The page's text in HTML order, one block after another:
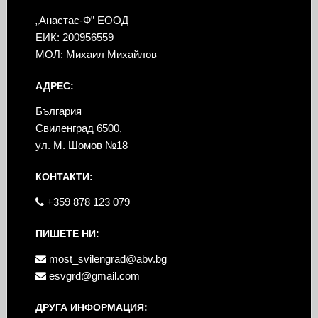
„Анастас-Ф” ЕООД
ЕИК: 200956559
МОЛ: Михаил Михайлов
АДРЕС:
България
Свиленград 6500,
ул. М. Шомов №18
КОНТАКТИ:
+359 878 123 079
ПИШЕТЕ НИ:
most_svilengrad@abv.bg
esvgrd@gmail.com
ДРУГА ИНФОРМАЦИЯ: